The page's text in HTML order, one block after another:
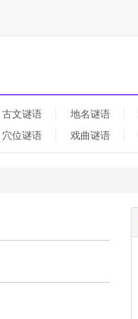
古文谜语 地名谜语
穴位谜语 戏曲谜语